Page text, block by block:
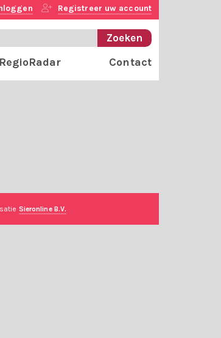
Registreer uw account
Contact
Sieronline B.V.